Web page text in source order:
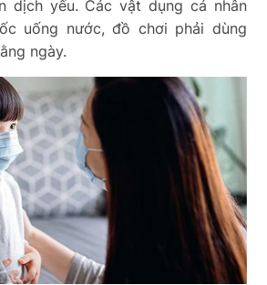
dịch yếu. Các vật dụng cá nhân
uống nước, đồ chơi phải dùng
ngày.